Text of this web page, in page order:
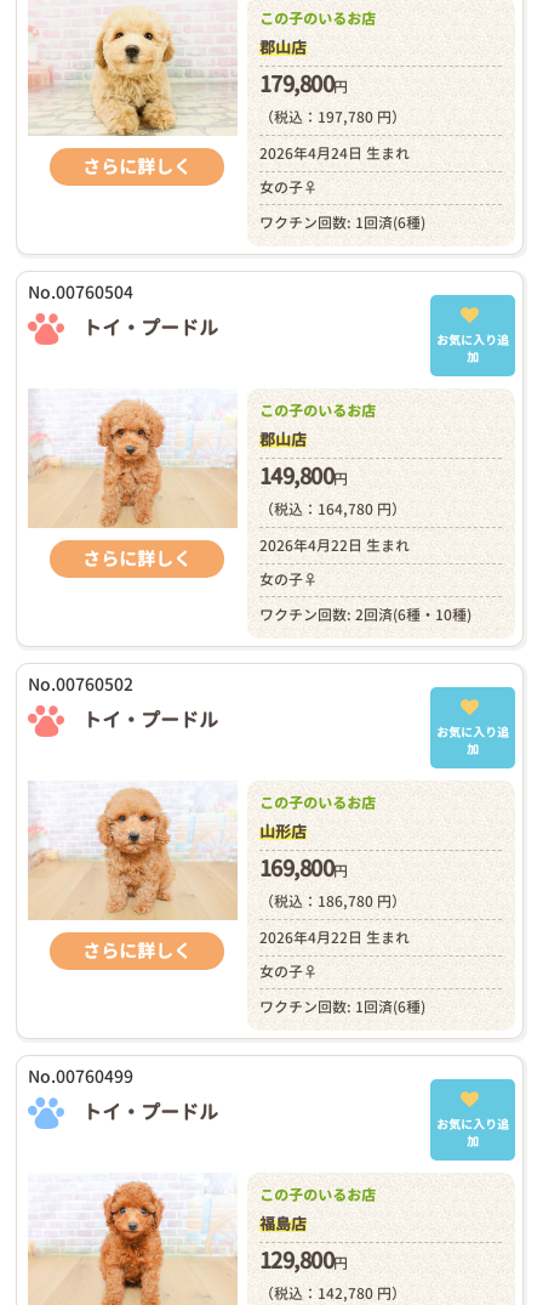
さらに詳しく
この子のいるお店
郡山店
179,800円
（税込：197,780 円）
2026年4月24日 生まれ
女の子♀
ワクチン回数: 1回済(6種)
No.00760504
トイ・プードル
お気に入り追
加
さらに詳しく
この子のいるお店
郡山店
149,800円
（税込：164,780 円）
2026年4月22日 生まれ
女の子♀
ワクチン回数: 2回済(6種・10種)
No.00760502
トイ・プードル
お気に入り追
加
さらに詳しく
この子のいるお店
山形店
169,800円
（税込：186,780 円）
2026年4月22日 生まれ
女の子♀
ワクチン回数: 1回済(6種)
No.00760499
トイ・プードル
お気に入り追
加
この子のいるお店
福島店
129,800円
（税込：142,780 円）